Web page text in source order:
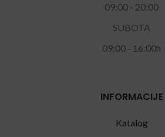
09:00 - 20:00
SUBOTA
09:00 - 16:00h
INFORMACIJE
Katalog